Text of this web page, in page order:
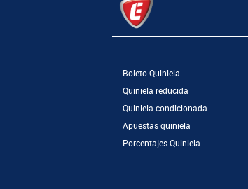
Boleto Quiniela
Quiniela reducida
Quiniela condicionada
Apuestas quiniela
Porcentajes Quiniela